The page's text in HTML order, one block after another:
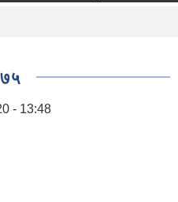
- 13:48